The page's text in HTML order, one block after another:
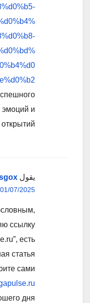
эмоций и
открытий!
يقول
01/07/2025 الساعة 6:45 م
ссылку:
есть
статья.
сами:
дня!